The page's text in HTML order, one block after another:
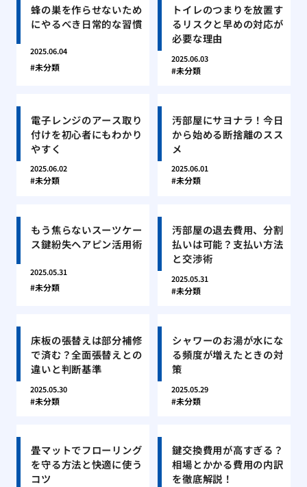
蜂の巣を作らせないため
にやるべき日常的な習慣
2025.06.04
未分類
トイレのつまりを放置す
るリスクと早めの対応が
必要な理由
2025.06.03
未分類
電子レンジのアース取り
付けを初心者にもわかり
やすく
2025.06.02
未分類
汚部屋にサヨナラ！今日
から始める断捨離のスス
メ
2025.06.01
未分類
もう焦らないスーツケー
ス鍵紛失ヘアピン活用術
2025.05.31
未分類
汚部屋の退去費用、分割
払いは可能？支払い方法
と交渉術
2025.05.31
未分類
床板の張替えは部分補修
で済む？全面張替えとの
違いと判断基準
2025.05.30
未分類
シャワーのお湯が水にな
る頻度が増えたときの対
策
2025.05.29
未分類
畳マットでフローリング
を守る方法と快適に使う
コツ
鍵交換費用が高すぎる？
相場とかかる費用の内訳
を徹底解説！